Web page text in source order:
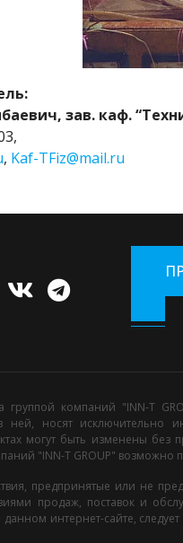
зав. каф.
, Kaf-TFiz@mail.ru
компаний "INN-T
носят исключительно
могут быть изменены
"INN-T GROUP"
предпринятые или не
продаж, поставок и
интернет-сайте,